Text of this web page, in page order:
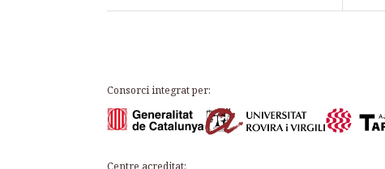
Consorci integrat per:
Centre acreditat: